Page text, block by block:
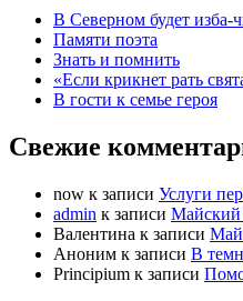
В Северном будет изба-
Памяти поэта
Знать и помнить
«Если крикнет рать
В гости к семье героя
Свежие
now к записи Услуги
admin к записи Майский
Валентина к записи
Аноним к записи В
Principium к записи